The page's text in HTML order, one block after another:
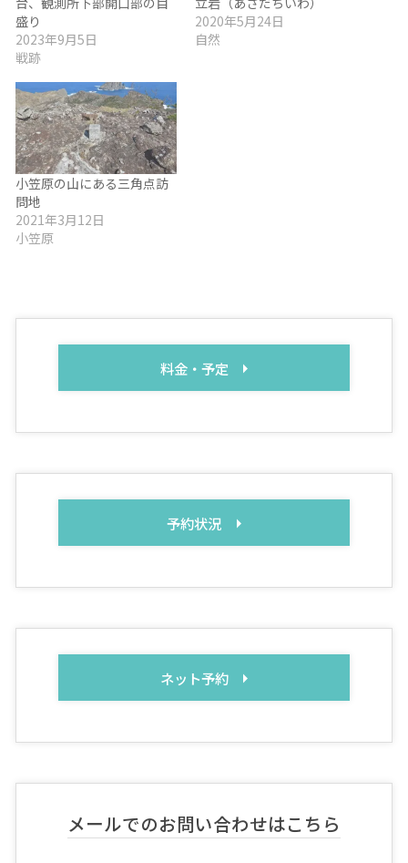
盛り
2023年9月5日
戦跡
2020年5月24日
自然
小笠原の山にある三角点訪
問地
2021年3月12日
小笠原
料金・予定
予約状況
ネット予約
メールでのお問い合わせはこちら